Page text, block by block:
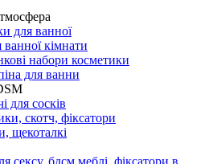
для ванної
ванної кімнати
набори косметики
для ванни
для сосків
скотч, фіксатори
щекоталкі
сексу, бдсм меблі, фіксатори в